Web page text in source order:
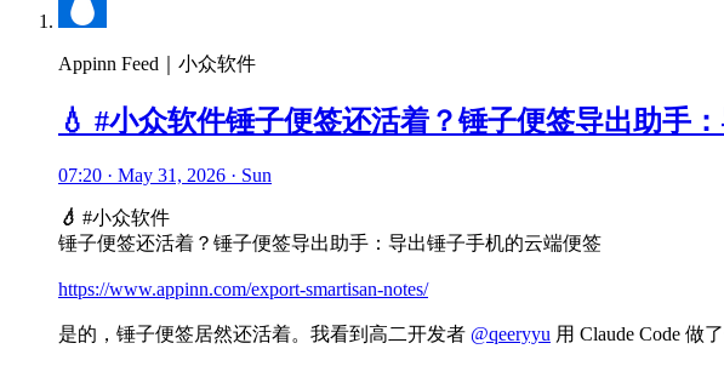
Appinn Feed｜小众软件
💧 #小众软件锤子便签还活着？锤子便签导出助手
07:20 · May 31, 2026 · Sun
💧 #小众软件
锤子便签还活着？锤子便签导出助手：导出锤子手机的云端便签
https://www.appinn.com/export-smartisan-notes/
是的，锤子便签居然还活着。我看到高二开发者 @qeeryyu 用 Claude Code 做